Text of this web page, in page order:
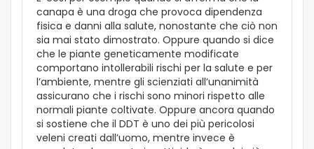
canapa è una droga che provoca dipendenza
fisica e danni alla salute, nonostante che ciò non
sia mai stato dimostrato. Oppure quando si dice
che le piante geneticamente modificate
comportano intollerabili rischi per la salute e per
l’ambiente, mentre gli scienziati all’unanimità
assicurano che i rischi sono minori rispetto alle
normali piante coltivate. Oppure ancora quando
si sostiene che il DDT è uno dei più pericolosi
veleni creati dall’uomo, mentre invece è